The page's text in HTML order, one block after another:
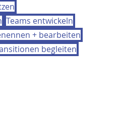
Teams entwickeln
+ bearbeiten
begleiten